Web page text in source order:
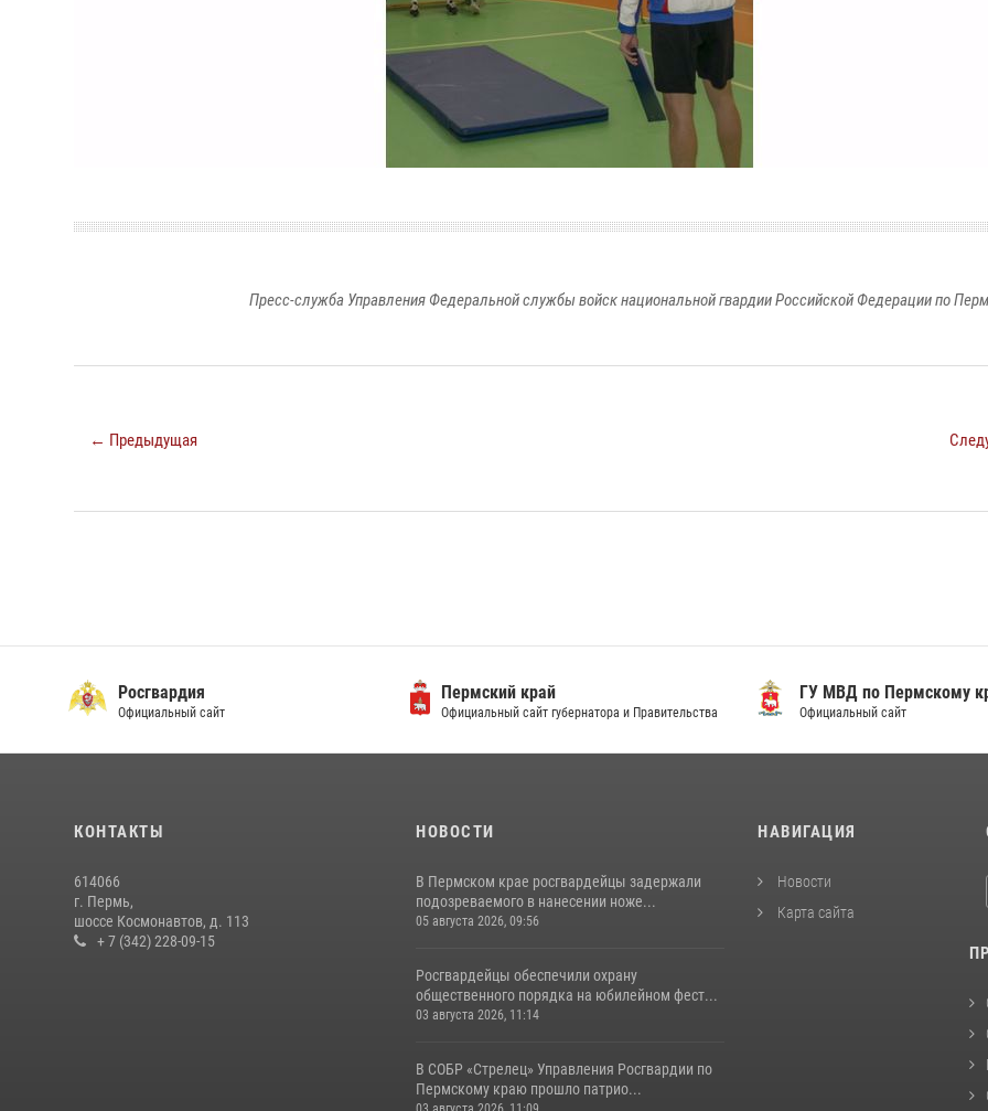
Пресс-служба Управления Федеральной службы войск национальной гвардии Российской Федерации по
← Предыдущая
Росгвардия
Официальный сайт
Пермский край
Официальный сайт губернатора и Правительства
ГУ МВД по Пермскому
Официальный сайт
КОНТАКТЫ
614066
г. Пермь,
шоссе Космонавтов, д. 113
+ 7 (342) 228-09-15
НОВОСТИ
В Пермском крае росгвардейцы задержали
подозреваемого в нанесении ноже...
05 августа 2026, 09:56
Росгвардейцы обеспечили охрану
общественного порядка на юбилейном фест...
03 августа 2026, 11:14
В СОБР «Стрелец» Управления Росгвардии по
Пермскому краю прошло патрио...
НАВИГАЦИЯ
Новости
Карта сайта